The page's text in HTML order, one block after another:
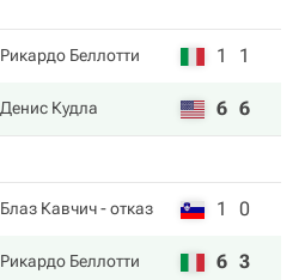
Рикардо Беллотти 1 1
Денис Кудла 6 6
Блаз Кавчич- отказ 1 0
Рикардо Беллотти 6 3